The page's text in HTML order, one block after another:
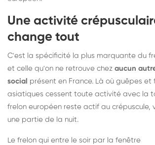
Une activité
change tout
C'est la spécificité la plus marquante du
et celle qu'on ne retrouve chez aucun
social présent en France. Là où guêpes et
asiatiques cessent toute activité avec la
frelon européen reste actif au crépuscule,
une partie de la nuit.
Le frelon qui entre le soir par la fenêtre